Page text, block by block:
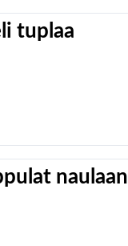
tuplaa
naulaan